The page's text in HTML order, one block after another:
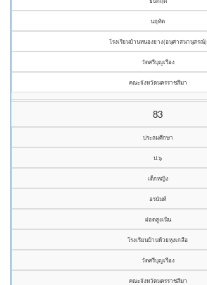
นฤทัต
โรงเรียนบ้านหนองยาง(อนุศาสนานุสรณ์)
วัดศรีบุญเรือง
คณะจังหวัดนครราชสีมา
83
ประถมศึกษา
ป.๖
เด็กหญิง
อรนันท์
ฝอดสูงเนิน
โรงเรียนบ้านห้วยหุงเกลือ
วัดศรีบุญเรือง
คณะจังหวัดนครราชสีมา